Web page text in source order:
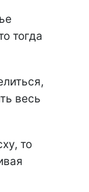
тогда
весь
то